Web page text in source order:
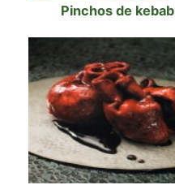
Pinchos de kebab